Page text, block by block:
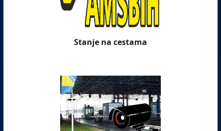
Stanje na cestama